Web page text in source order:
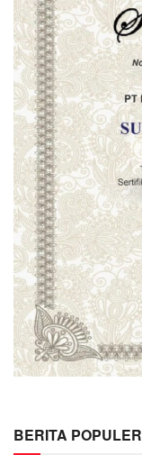
BERITA POPULER